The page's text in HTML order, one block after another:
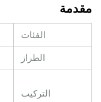
مقدمة
الفئات
الطراز
التركيب